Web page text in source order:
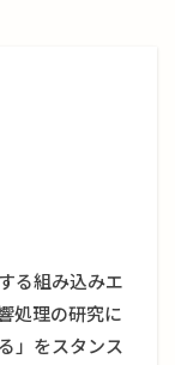
る組み込みエ
処理の研究に
」をスタンス